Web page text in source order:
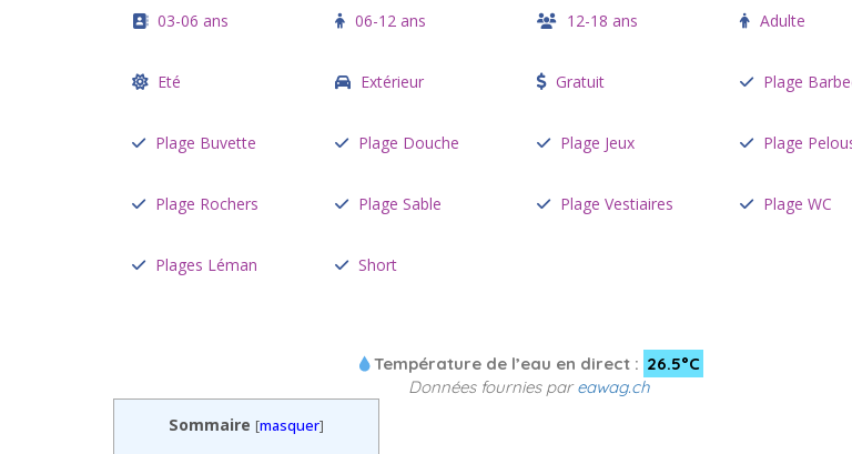
03-06 ans 06-12 ans 12-18 ans Adulte
Eté Extérieur Gratuit Plage
Plage Buvette Plage Douche Plage Jeux Plage
Plage Rochers Plage Sable Plage Vestiaires Plage WC
Plages Léman Short
Température de l’eau en direct : 26.5°C
Données fournies pareawag.ch
Sommaire [masquer]